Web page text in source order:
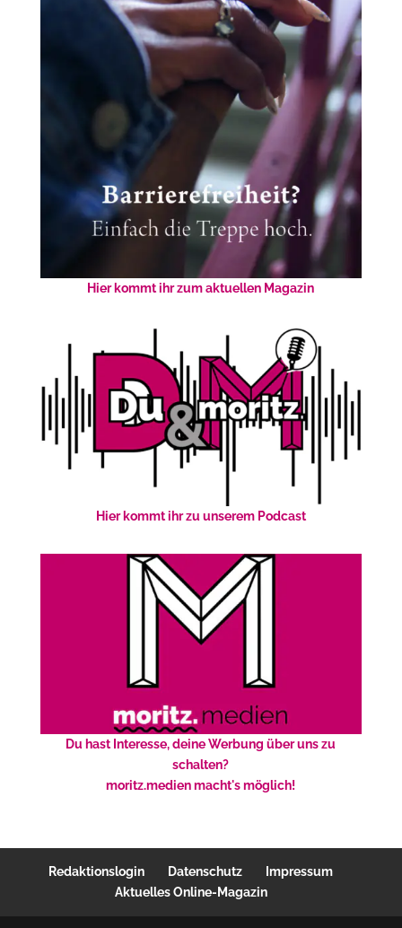
Hier kommt ihr zum aktuellen Magazin
Hier kommt ihr zu unserem Podcast
Du hast Interesse, deine Werbung über uns zu
schalten?
moritz.medien macht's möglich!
Redaktionslogin Datenschutz
Impressum
Aktuelles Online-Magazin